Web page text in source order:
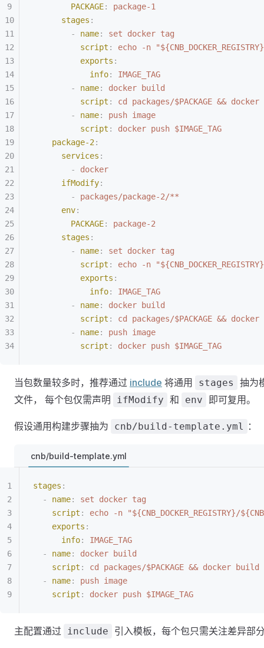
        PACKAGE
:
package-1
      stages
:
        -
name:
set docker tag
          script
:
echo -n "${CNB_DOCKER_REGISTRY}/
          exports
:
            info
:
IMAGE_TAG
        -
name:
docker build
          script
:
cd packages/$PACKAGE &&
        -
name:
push image
          script
:
docker push $IMAGE_TAG
    package-2
:
      services
:
        -
docker
      ifModify
:
        -
packages/package-2/**
      env
:
        PACKAGE
:
package-2
      stages
:
        -
name:
set docker tag
          script
:
echo -n "${CNB_DOCKER_REGISTRY}/
          exports
:
            info
:
IMAGE_TAG
        -
name:
docker build
          script
:
cd packages/$PACKAGE &&
        -
name:
push image
          script
: docker push $IMAGE_TAG
当包数量较多时，推荐通过 include 将通用 stages
抽为
文件， 每个包仅需声明
ifModify 和 env 即可复用。
假设通用构建步骤抽为 cnb/build-template.yml ：
cnb/build-template.yml
stages :
  -
name:
set docker tag
    script
:
echo -n "${CNB_DOCKER_REGISTRY}/
    exports
:
      info
:
IMAGE_TAG
  -
name:
docker build
    script
:
cd packages/$PACKAGE && docker build
  -
name:
push image
    script
: docker push $IMAGE_TAG
主配置通过 include 引入模板，每个包只需关注差异部